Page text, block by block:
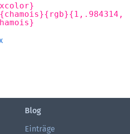
Blog
Einträge